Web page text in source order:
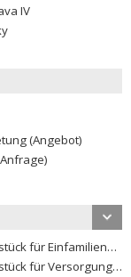
IV
(Angebot)
für Einfamilienhäuser
für Versorgungseinrichtungen